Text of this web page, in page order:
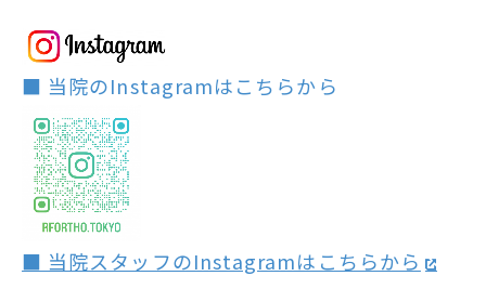
■ 当院のInstagramはこちらから
■ 当院スタッフのInstagramはこちらから